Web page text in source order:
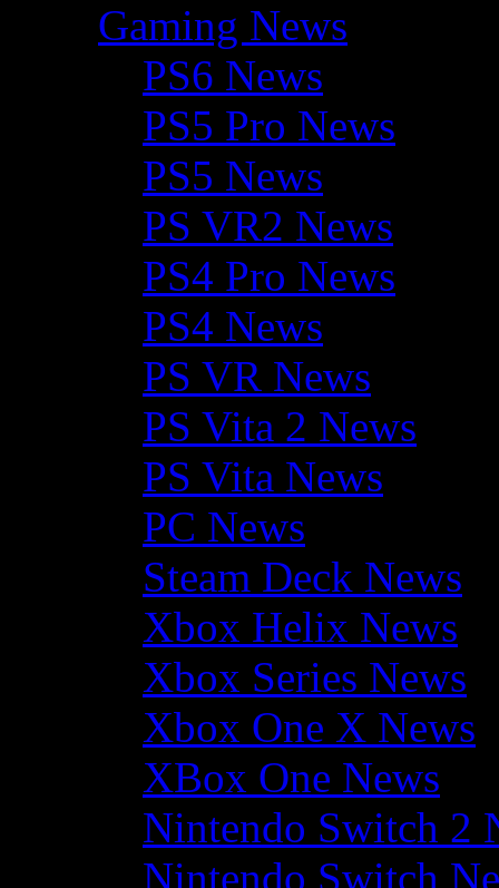
Gaming News
PS6 News
PS5 Pro News
PS5 News
PS VR2 News
PS4 Pro News
PS4 News
PS VR News
PS Vita 2 News
PS Vita News
PC News
Steam Deck News
Xbox Helix News
Xbox Series News
Xbox One X News
XBox One News
Nintendo Switch 2
Nintendo Switch